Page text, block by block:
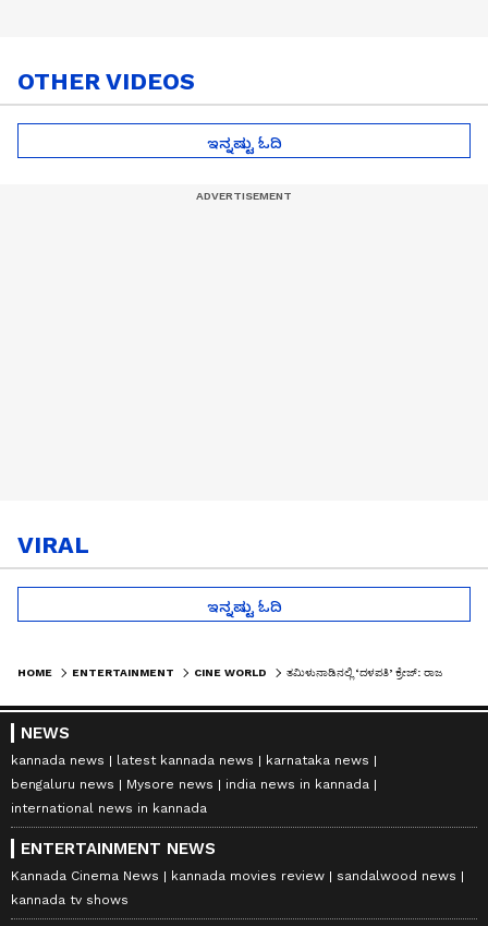
OTHER VIDEOS
ಇನ್ನಷ್ಟು ಓದಿ
VIRAL
ಇನ್ನಷ್ಟು ಓದಿ
HOME ENTERTAINMENT CINE WORLD
NEWS
kannada news latest kannada news
karnataka news
bengaluru news
Mysore news
india news in kannada
international news in kannada
ENTERTAINMENT NEWS
Kannada Cinema News kannada movies review
sandalwood news
kannada tv shows